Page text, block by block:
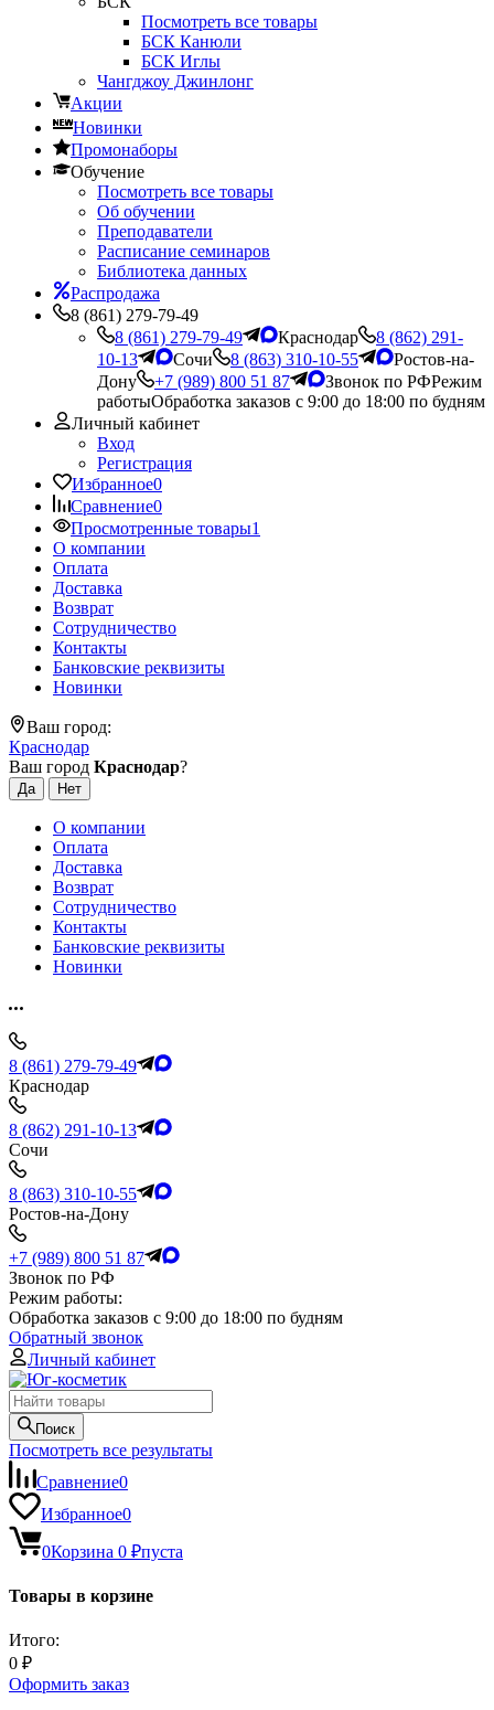
Посмотреть все товары
БСК Канюли
БСК Иглы
Чангджоу Джинлонг
Акции
Новинки
Промонаборы
Обучение
Посмотреть все товары
Об обучении
Преподаватели
Расписание семинаров
Библиотека данных
Распродажа
8 (861) 279-79-49
8 (861) 279-79-49
Краснодар
8 (862) 291-
10-13
Сочи 8 (863) 310-10-55
Ростов-на-
Дону
+7 (989) 800 51 87 Звонок по РФРежим
работыОбработка заказов с 9:00 до 18:00 по будням
Личный кабинет
Вход
Регистрация
Избранное0
Сравнение0
Просмотренные товары1
О компании
Оплата
Доставка
Возврат
Сотрудничество
Контакты
Банковские реквизиты
Новинки
Ваш город:
Краснодар
Ваш город Краснодар?
О компании
Оплата
Доставка
Возврат
Сотрудничество
Контакты
Банковские реквизиты
Новинки
8 (861) 279-79-49
Краснодар
8 (862) 291-10-13
Сочи
8 (863) 310-10-55
Ростов-на-Дону
+7 (989) 800 51 87
Звонок по РФ
Режим работы:
Обработка заказов с 9:00 до 18:00 по будням
Обратный звонок
Личный кабинет
Поиск
Посмотреть все результаты
Сравнение0
Избранное0
0Корзина 0 ₽пуста
Товары в корзине
Итого:
0 ₽
Оформить заказ